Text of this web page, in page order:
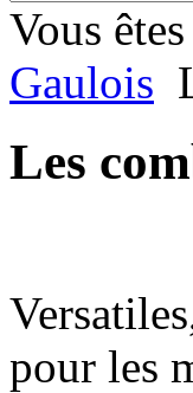
Vous
Gaulois
Les
pour les